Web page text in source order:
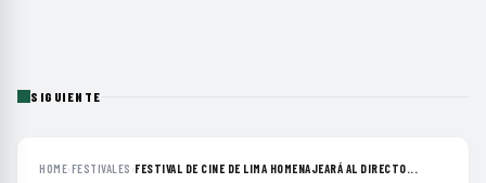
SIGUIENTE
HOME›FESTIVALES ›FESTIVAL DE CINE DE LIMA HOMENAJEARÁ AL DIRECTO...